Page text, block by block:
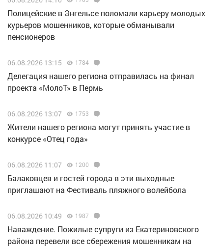
Полицейские в Энгельсе поломали карьеру молодых
курьеров мошенников, которые обманывали
пенсионеров
06.08.2026 13:15 1784
Делегация нашего региона отправилась на финал
проекта «МолоТ» в Пермь
06.08.2026 13:07 1753
Жители нашего региона могут принять участие в
конкурсе «Отец года»
06.08.2026 11:07 1200
Балаковцев и гостей города в эти выходные
приглашают на Фестиваль пляжного волейбола
06.08.2026 10:49 1987
Наваждение. Пожилые супруги из Екатериновского
района перевели все сбережения мошенникам на